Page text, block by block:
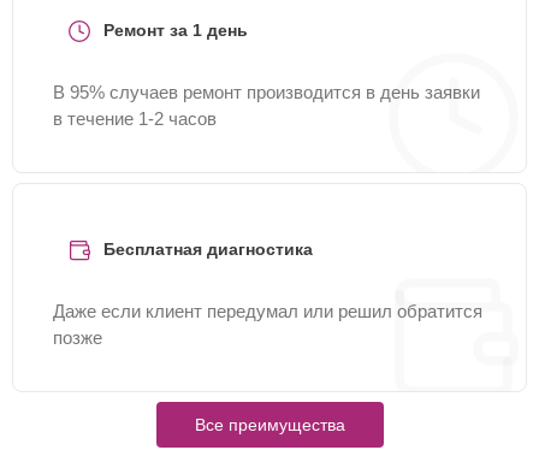
Ремонт за 1 день
В 95% случаев ремонт производится в день заявки
в течение 1-2 часов
Бесплатная диагностика
Даже если клиент передумал или решил обратится
позже
Все преимущества